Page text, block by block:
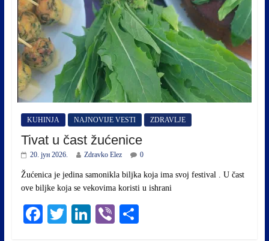
KUHINJA NAJNOVIJE VESTI ZDRAVLJE
Tivat u čast žućenice
20. јун 2026. Zdravko Elez 0
Žućenica je jedina samonikla biljka koja ima svoj festival . U čast
ovе biljke koja se vekovima koristi u ishrani
Fa
T
Li
Vi